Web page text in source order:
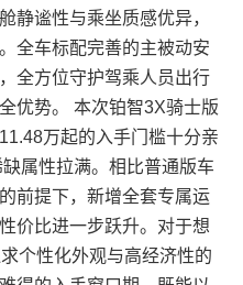
静谧性与乘坐质感优异，
全车标配完善的主被动安
全方位守护驾乘人员出行
优势。 本次铂智3X骑士版
万起的入手门槛十分亲
属性拉满。相比普通版车
前提下，新增全套专属运
价比进一步跃升。对于想
个性化外观与高经济性的